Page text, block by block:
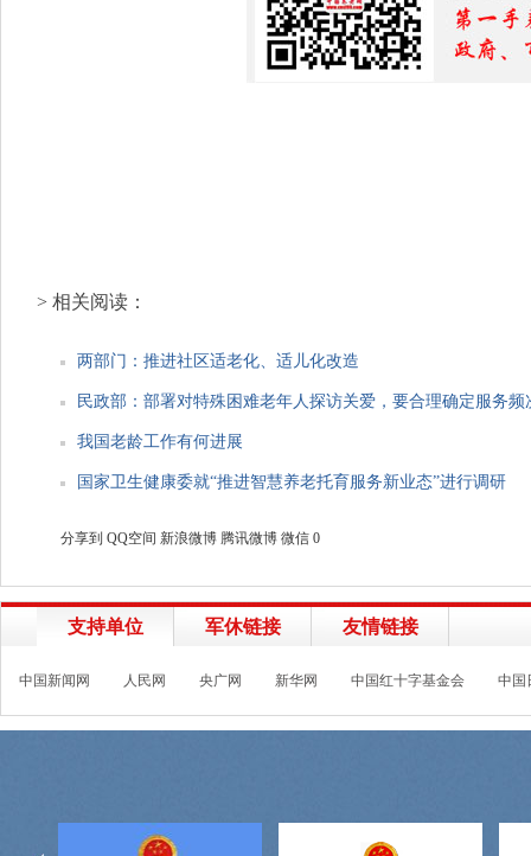
> 相关阅读：
两部门：推进社区适老化、适儿化改造
民政部：部署对特殊困难老年人探访关爱，要合理确定服务频
我国老龄工作有何进展
国家卫生健康委就“推进智慧养老托育服务新业态”进行调研
分享到 QQ空间 新浪微博 腾讯微博 微信 0
支持单位 军休链接 友情链接
中国新闻网 人民网 央广网 新华网 中国红十字基金会 中国